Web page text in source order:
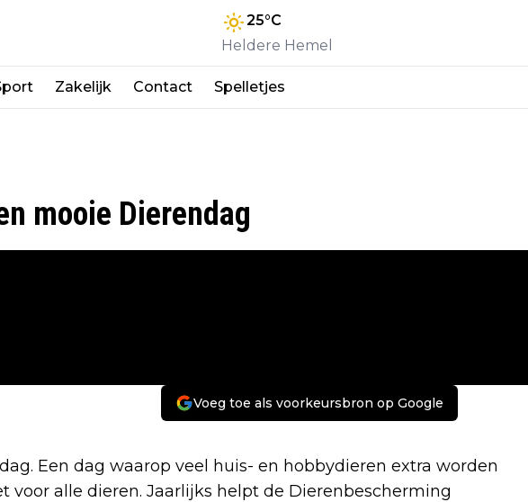
25°C
Heldere Hemel
Zakelijk Contact Spelletjes
mooie Dierendag
Voeg toe als voorkeursbron op Google
Een dag waarop veel huis- en hobbydieren extra worden
voor alle dieren. Jaarlijks helpt de Dierenbescherming